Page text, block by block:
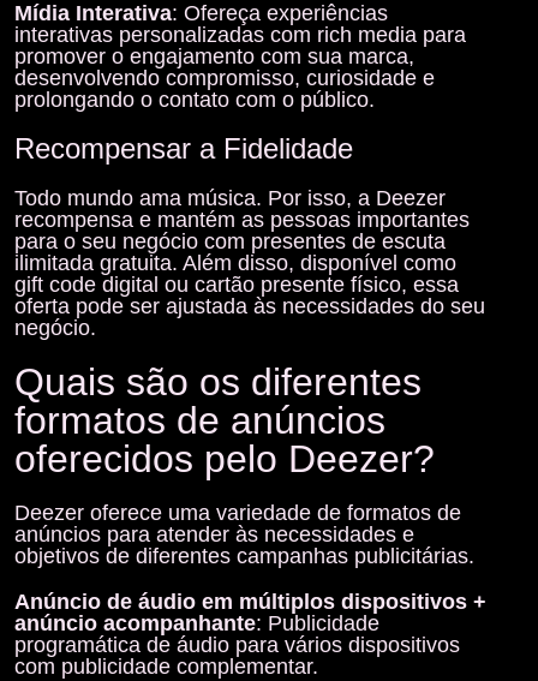
Mídia Interativa: Ofereça experiências
interativas personalizadas com rich media para
promover o engajamento com sua marca,
desenvolvendo compromisso, curiosidade e
prolongando o contato com o público.
Recompensar a Fidelidade
Todo mundo ama música. Por isso, a Deezer
recompensa e mantém as pessoas importantes
para o seu negócio com presentes de escuta
ilimitada gratuita. Além disso, disponível como
gift code digital ou cartão presente físico, essa
oferta pode ser ajustada às necessidades do seu
negócio.
Quais são os diferentes
formatos de anúncios
oferecidos pelo Deezer?
Deezer oferece uma variedade de formatos de
anúncios para atender às necessidades e
objetivos de diferentes campanhas publicitárias.
Anúncio de áudio em múltiplos dispositivos +
anúncio acompanhante: Publicidade
programática de áudio para vários dispositivos
com publicidade complementar.